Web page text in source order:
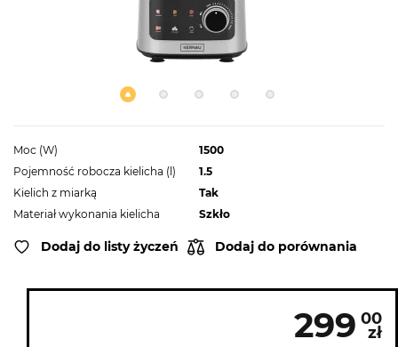
Moc (W)
1500
Pojemność robocza kielicha (l)
1.5
Kielich z miarką
Tak
Materiał wykonania kielicha
Szkło
Dodaj do listy życzeń Dodaj do porównania
299 00
zł